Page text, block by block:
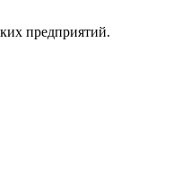
предприятий.